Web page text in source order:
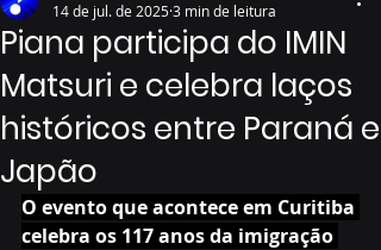
Piana participa do IMIN
Matsuri e celebra laços
históricos entre Paraná e
Japão
14 de jul. de 20253 min de leitura
O evento que acontece em Curitiba
celebra os 117 anos da imigração